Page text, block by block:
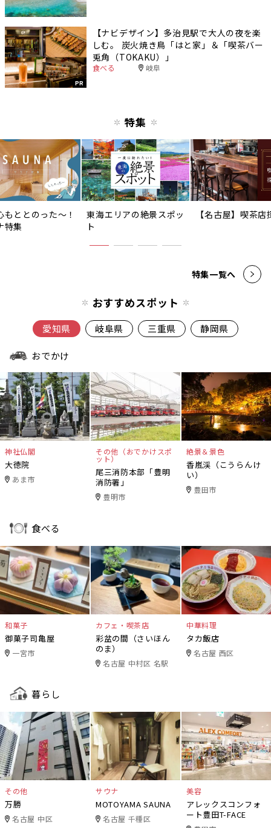
PR
【ナビデザイン】多治見駅で大人の夜を楽
しむ。 炭火焼き鳥「はと家」＆「喫茶バー
兎角（TOKAKU）」
食べる 岐阜
特集
もととのった〜！
特集
東海エリアの絶景スポッ
ト
【名古屋】喫茶店
特集一覧へ
おすすめスポット
愛知県 岐阜県 三重県 静岡県
おでかけ
神社仏閣
大徳院
あま市
その他（おでかけスポ
ット）
尾三消防本部「豊明
消防署」
豊明市
絶景＆景色
香嵐渓（こうらんけ
い）
豊田市
食べる
和菓子
御菓子司亀屋
一宮市
カフェ・喫茶店
彩盆の間（さいほん
のま）
名古屋 中村区 名駅
中華料理
タカ飯店
名古屋 西区
暮らし
その他
万勝
名古屋 中区
サウナ
MOTOYAMA SAUNA
名古屋 千種区
美容
アレックスコンフォ
ート豊田T-FACE